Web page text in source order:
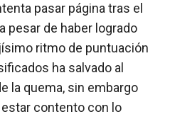
pasar página tras el
pesar de haber logrado
ritmo de puntuación
ha salvado al
la quema, sin embargo
contento con lo